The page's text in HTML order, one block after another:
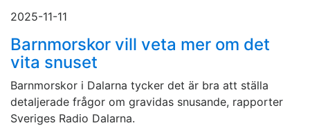
2025-11-11
Barnmorskor vill veta mer om det
vita snuset
Barnmorskor i Dalarna tycker det är bra att ställa
detaljerade frågor om gravidas snusande, rapporter
Sveriges Radio Dalarna.